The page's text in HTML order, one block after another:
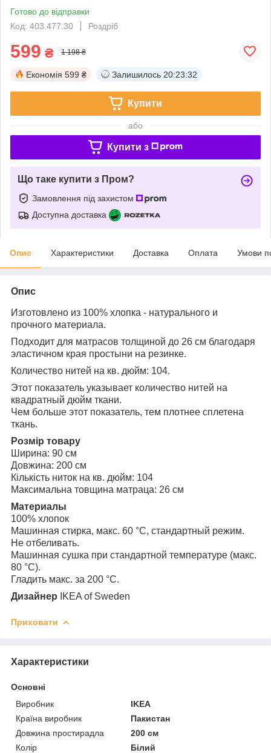
Готово до відправки
Код: 403.477.30
Роздріб
599 ₴ 1 198 ₴
Економія 599 ₴ Залишилось 20:23:31
Купити
або
Купити з
Що таке купити з Пром?
Замовлення під захистом
Доступна доставка
Опис Характеристики Доставка Оплата Умови
Опис
Изготовлено из 100% хлопка - натурального и
прочного материала.
Подходит для матрасов толщиной до 26 см благодаря
эластичном края простыни на резинке.
Количество нитей на кв. дюйм: 104.
Этот показатель указывает количество нитей на
квадратный дюйм ткани.
Чем больше этот показатель, тем плотнее сплетена
ткань.
Розмір товару
Ширина: 90 см
Довжина: 200 см
Кількість ниток на кв. дюйм: 104
Максимальна товщина матраца: 26 см
Материалы
100% хлопок
Машинная стирка, макс. 60 °C, стандартный режим.
Не отбеливать.
Машинная сушка при стандартной температуре (макс.
80 °C).
Гладить макс. за 200 °C.
Дизайнер
IKEA of Sweden
Приховати
Характеристики
Основні
Виробник
IKEA
Країна виробник
Пакистан
Довжина простирадла
200 см
Колір
Білий